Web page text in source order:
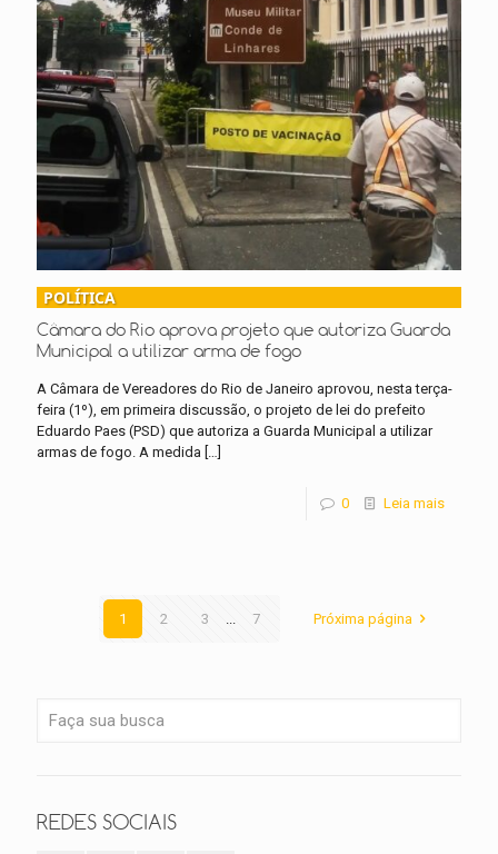
POLÍTICA
Câmara do Rio aprova projeto que autoriza Guarda
Municipal a utilizar arma de fogo
A Câmara de Vereadores do Rio de Janeiro aprovou, nesta terça-
feira (1º), em primeira discussão, o projeto de lei do prefeito
Eduardo Paes (PSD) que autoriza a Guarda Municipal a utilizar
armas de fogo. A medida […]
0 Leia mais
1 2 3 7 Próxima página
REDES SOCIAIS